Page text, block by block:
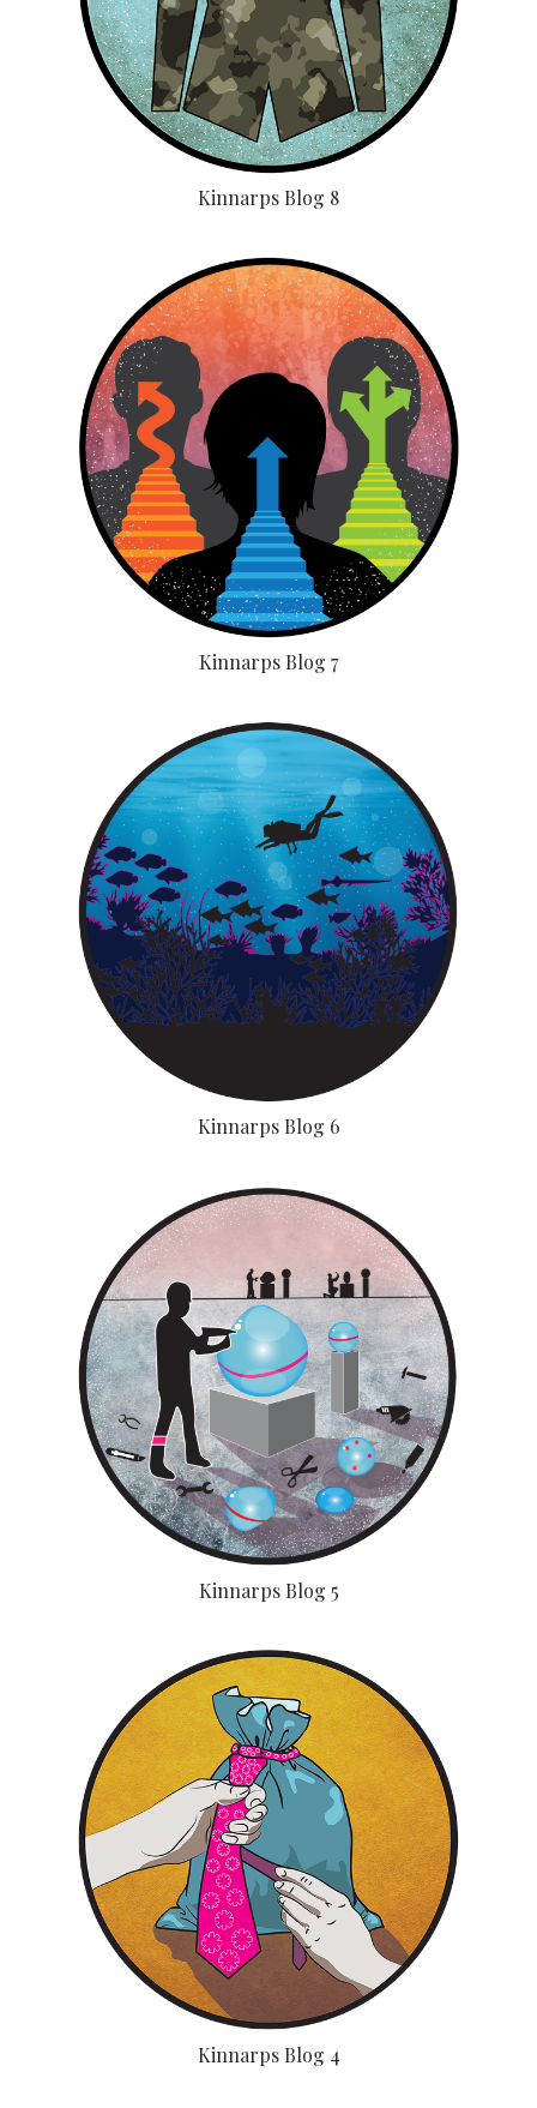
Kinnarps Blog 8
Kinnarps Blog 7
Kinnarps Blog 6
Kinnarps Blog 5
Kinnarps Blog 4